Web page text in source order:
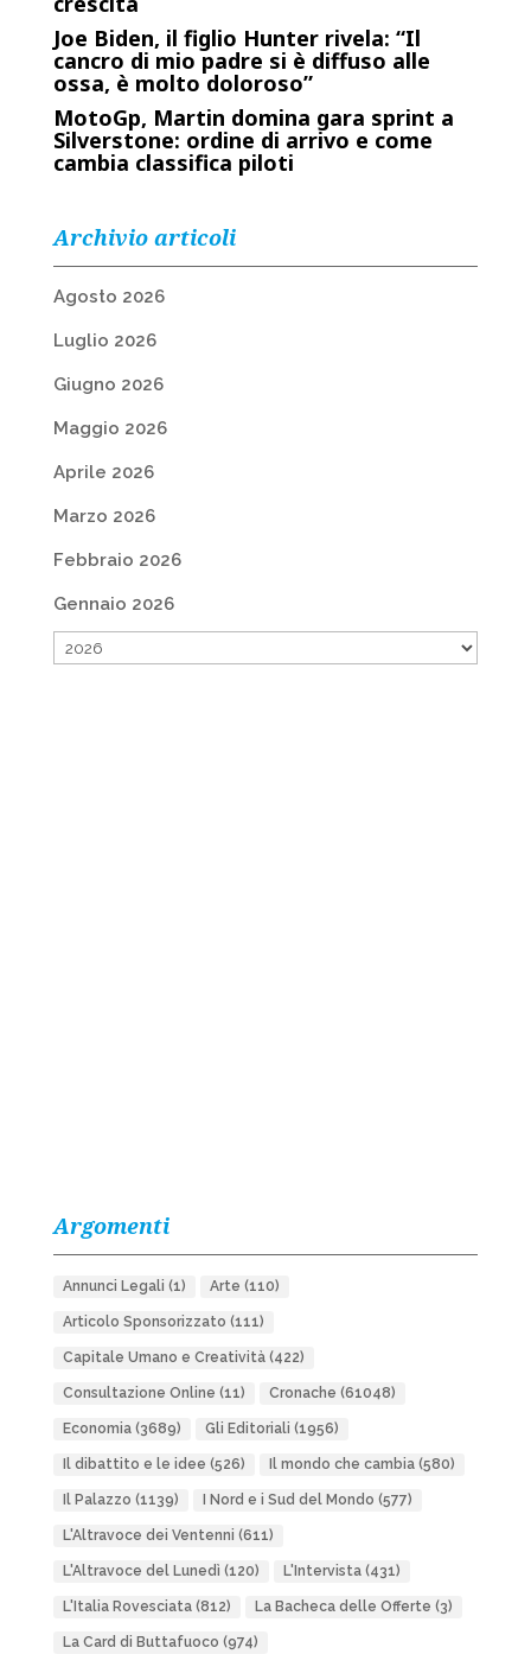
Joe Biden, il figlio Hunter rivela: “Il
cancro di mio padre si è diffuso alle
ossa, è molto doloroso”
MotoGp, Martin domina gara sprint a
Silverstone: ordine di arrivo e come
cambia classifica piloti
Archivio articoli
Agosto 2026
Luglio 2026
Giugno 2026
Maggio 2026
Aprile 2026
Marzo 2026
Febbraio 2026
Gennaio 2026
Argomenti
Annunci Legali (1) Arte (110)
Articolo Sponsorizzato (111)
Capitale Umano e Creatività(422)
Consultazione Online (11) Cronache (61048)
Economia(3689) Gli Editoriali (1956)
Il dibattito e le idee (526) Il mondo che cambia(580)
Il Palazzo (1139) I Nord e i Sud del Mondo (577)
L'Altravoce dei Ventenni (611)
L'Altravoce del Lunedì (120) L'Intervista(431)
L'Italia Rovesciata(812) La Bacheca delle Offerte (3)
La Card di Buttafuoco (974)